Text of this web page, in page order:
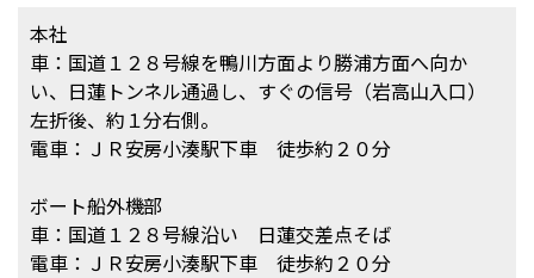
本社
車：国道１２８号線を鴨川方面より勝浦方面へ向か
い、日蓮トンネル通過し、すぐの信号（岩高山入口）
左折後、約１分右側。
電車：ＪＲ安房小湊駅下車 徒歩約２０分
ボート船外機部
車：国道１２８号線沿い 日蓮交差点そば
電車：ＪＲ安房小湊駅下車 徒歩約２０分